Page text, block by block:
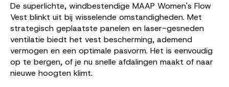
De superlichte, windbestendige MAAP Women's Flow
Vest blinkt uit bij wisselende omstandigheden. Met
strategisch geplaatste panelen en laser-gesneden
ventilatie biedt het vest bescherming, ademend
vermogen en een optimale pasvorm. Het is eenvoudig
op te bergen, of je nu snelle afdalingen maakt of naar
nieuwe hoogten klimt.